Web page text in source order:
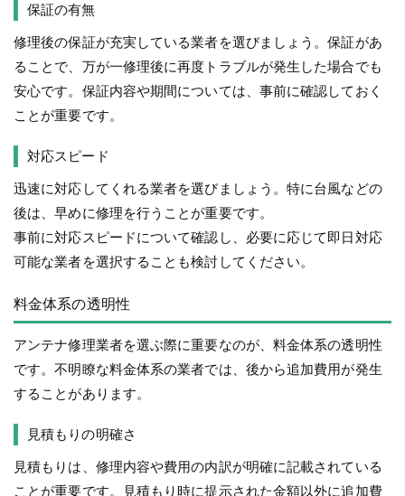
保証の有無
修理後の保証が充実している業者を選びましょう。保証があ
ることで、万が一修理後に再度トラブルが発生した場合でも
安心です。保証内容や期間については、事前に確認しておく
ことが重要です。
対応スピード
迅速に対応してくれる業者を選びましょう。特に台風などの
後は、早めに修理を行うことが重要です。
事前に対応スピードについて確認し、必要に応じて即日対応
可能な業者を選択することも検討してください。
料金体系の透明性
アンテナ修理業者を選ぶ際に重要なのが、料金体系の透明性
です。不明瞭な料金体系の業者では、後から追加費用が発生
することがあります。
見積もりの明確さ
見積もりは、修理内容や費用の内訳が明確に記載されている
ことが重要です。見積もり時に提示された金額以外に追加費